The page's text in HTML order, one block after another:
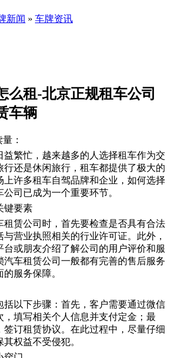
新闻 » 车牌资讯
么租-北京正规租车公司
车辆
：
益繁忙，越来越多的人选择租车作为交
行还是休闲旅行，租车都提供了极大的
上许多租车自驾品牌和企业，如何选择
司已成为一个重要环节。
键要素
租赁公司时，首先要检查是否具有合法
营业执照相关的行业许可证。此外，
或朋友介绍了解公司的用户评价和服
汽车租赁公司一般都有完善的售后服务
服务保障。
括以下步骤：首先，客户需要通过微信
，填写相关个人信息并支付定金；最
签订租赁协议。在此过程中，尽量仔细
权益不受侵犯。